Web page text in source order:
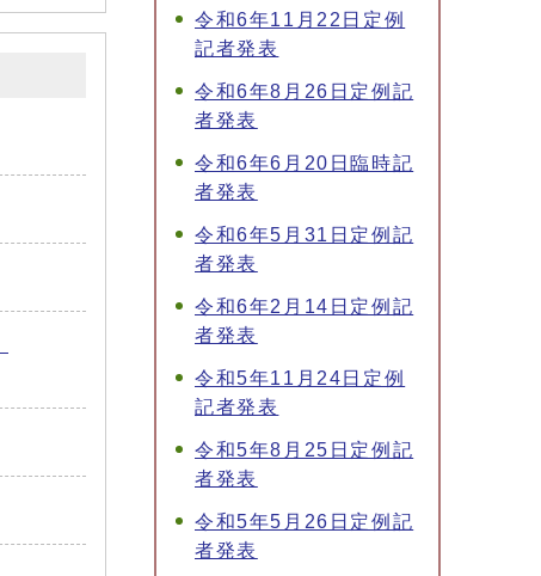
令和6年11月22日定例
記者発表
令和6年8月26日定例記
者発表
令和6年6月20日臨時記
者発表
令和6年5月31日定例記
者発表
令和6年2月14日定例記
者発表
令和5年11月24日定例
記者発表
令和5年8月25日定例記
者発表
令和5年5月26日定例記
者発表